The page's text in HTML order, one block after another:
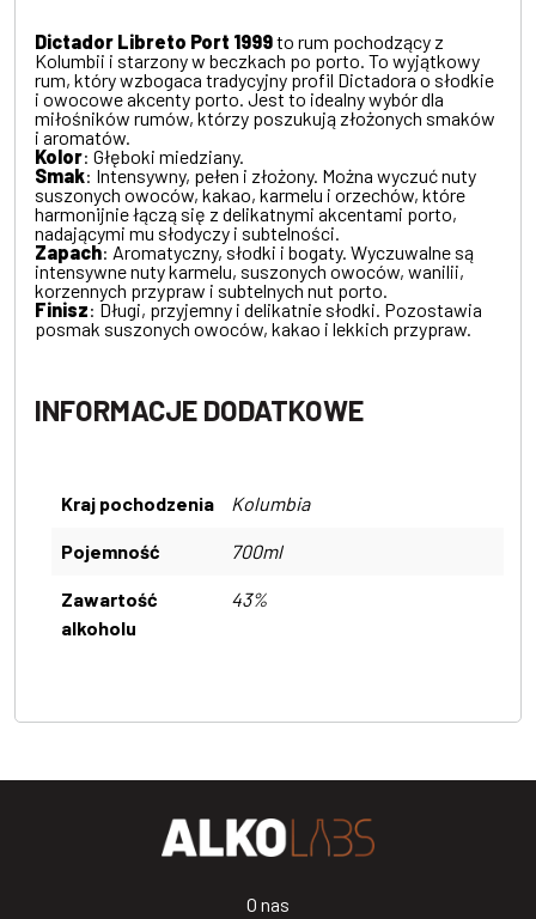
Dictador Libreto Port 1999to rum pochodzący z
Kolumbii i starzony w beczkach po porto. To wyjątkowy
rum, który wzbogaca tradycyjny profil Dictadora o słodkie
i owocowe akcenty porto. Jest to idealny wybór dla
miłośników rumów, którzy poszukują złożonych smaków
i aromatów.
Kolor: Głęboki miedziany.
Smak: Intensywny, pełen i złożony. Można wyczuć nuty
suszonych owoców, kakao, karmelu i orzechów, które
harmonijnie łączą się z delikatnymi akcentami porto,
nadającymi mu słodyczy i subtelności.
Zapach: Aromatyczny, słodki i bogaty. Wyczuwalne są
intensywne nuty karmelu, suszonych owoców, wanilii,
korzennych przypraw i subtelnych nut porto.
Finisz: Długi, przyjemny i delikatnie słodki. Pozostawia
posmak suszonych owoców, kakao i lekkich przypraw.
INFORMACJE DODATKOWE
Kraj pochodzenia Kolumbia
Pojemność 700ml
Zawartość
alkoholu
43%
O nas